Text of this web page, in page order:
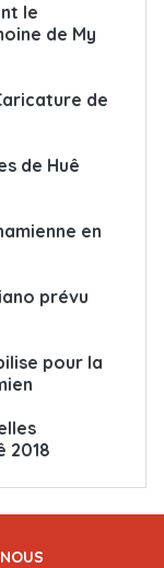
le
de My
de
de Huê
en
prévu
pour la
2018